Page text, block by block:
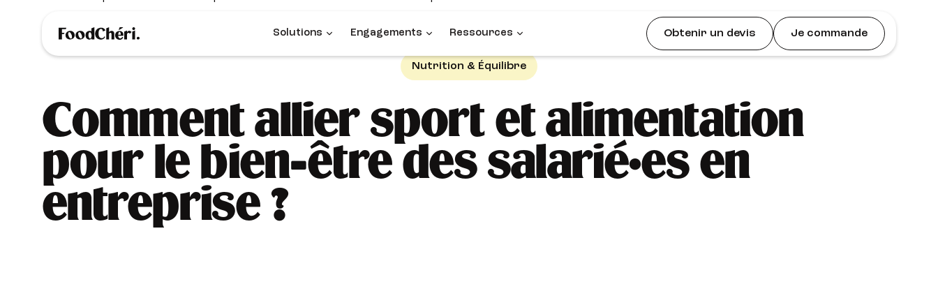
Solutions Engagements Ressources Obtenir un devis Je commande
Nutrition & Équilibre
Comment allier sport et alimentation
pour le bien-être des salarié·es en
entreprise ?